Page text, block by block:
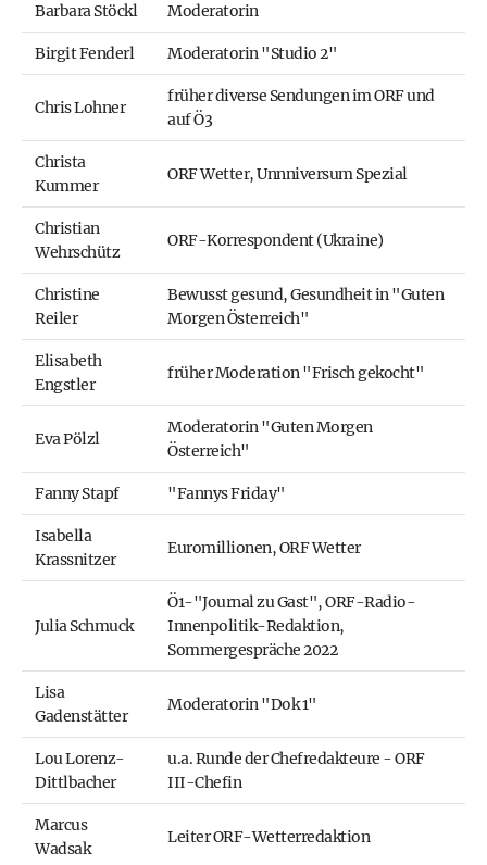
Barbara Stöckl Moderatorin
Birgit Fenderl Moderatorin "Studio 2"
Chris Lohner
früher diverse Sendungen im ORF und
auf Ö3
Christa
Kummer
ORF Wetter, Unnniversum Spezial
Christian
Wehrschütz
ORF-Korrespondent (Ukraine)
Christine
Reiler
Bewusst gesund, Gesundheit in "Guten
Morgen Österreich"
Elisabeth
Engstler
früher Moderation "Frisch gekocht"
Eva Pölzl
Moderatorin "Guten Morgen
Österreich"
Fanny Stapf "Fannys Friday"
Isabella
Krassnitzer
Euromillionen, ORF Wetter
Julia Schmuck
Ö1-"Journal zu Gast", ORF-Radio-
Innenpolitik-Redaktion,
Sommergespräche 2022
Lisa
Gadenstätter
Moderatorin "Dok 1"
Lou Lorenz-
Dittlbacher
u.a. Runde der Chefredakteure - ORF
III-Chefin
Marcus
Wadsak
Leiter ORF-Wetterredaktion